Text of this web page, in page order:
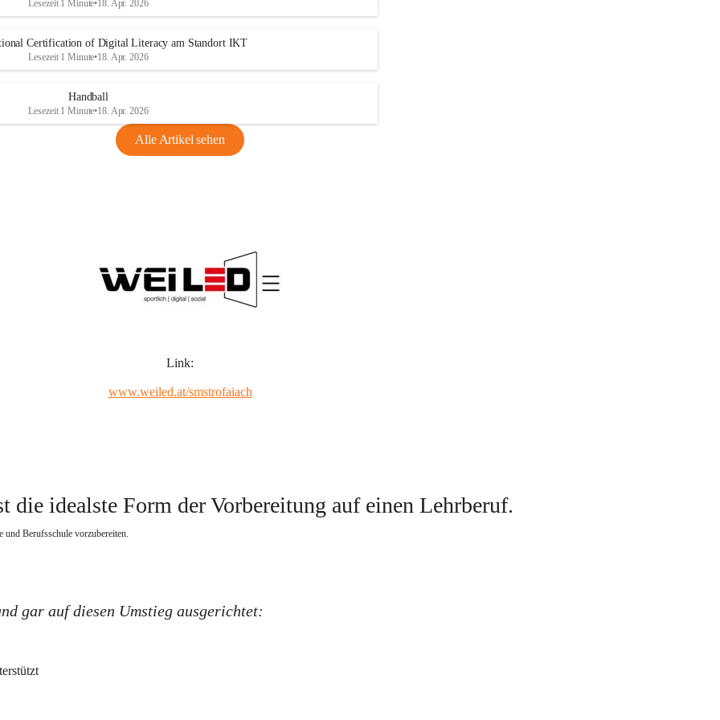
Lesezeit 1 Minute•18. Apr. 2026
Certification of Digital Literacy am Standort IKT
Lesezeit 1 Minute•18. Apr. 2026
Handball
Lesezeit 1 Minute•18. Apr. 2026
Alle Artikel sehen
Link:
www.weiled.at/smstrofaiach
die idealste Form der Vorbereitung auf einen Lehrberuf.
und Berufsschule vorzubereiten.
gar auf diesen Umstieg ausgerichtet: